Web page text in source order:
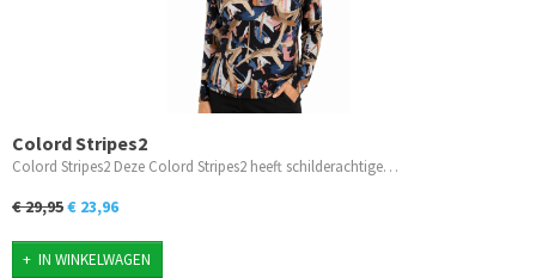
Colord Stripes2
Colord Stripes2 Deze Colord Stripes2 heeft schilderachtige…
€ 29,95€ 23,96
IN WINKELWAGEN